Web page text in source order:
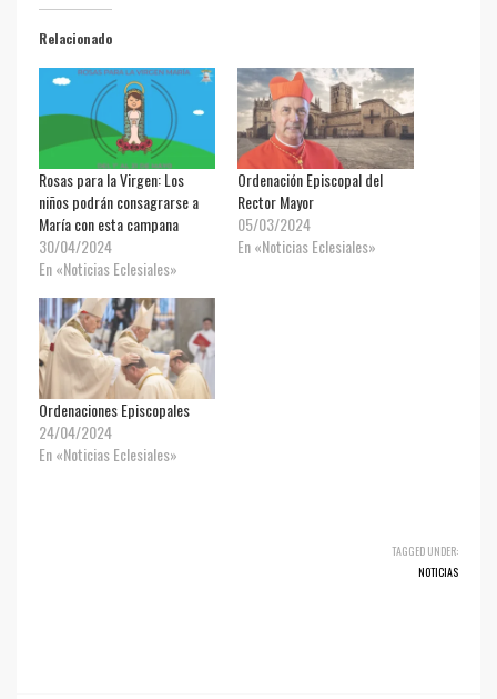
Relacionado
Rosas para la Virgen: Los
niños podrán consagrarse a
María con esta campana
30/04/2024
En «Noticias Eclesiales»
Ordenación Episcopal del
Rector Mayor
05/03/2024
En «Noticias Eclesiales»
Ordenaciones Episcopales
24/04/2024
En «Noticias Eclesiales»
TAGGED UNDER:
NOTICIAS